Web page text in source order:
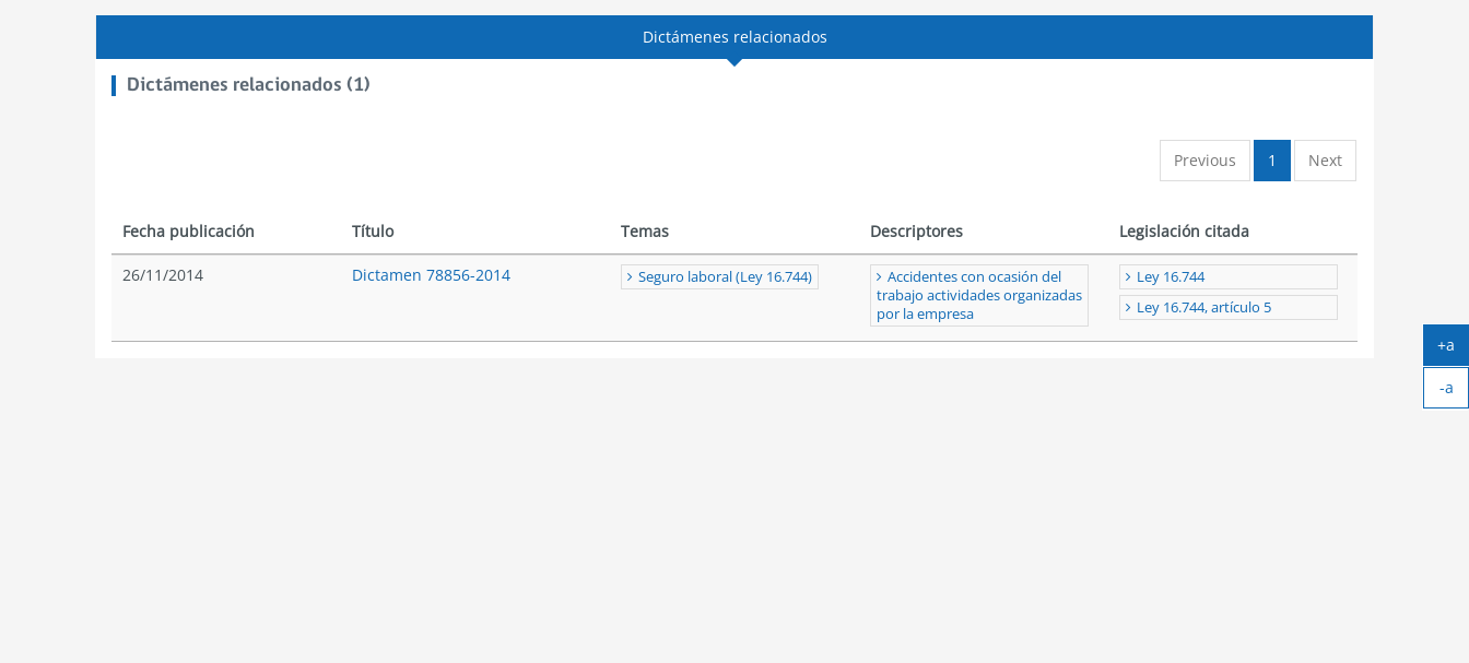
Dictámenes relacionados
Dictámenes relacionados (1)
Previous 1 Next
Fecha publicación Título Temas Descriptores Legislación citada
26/11/2014 Dictamen 78856-2014 Seguro laboral (Ley 16.744)
Accidentes con ocasión del
trabajo actividades organizadas
por la empresa
Ley 16.744
Ley 16.744, artículo 5
+a
-a